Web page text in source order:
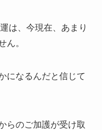
は、今現在、あまり
ん。
になるんだと信じて
らのご加護が受け取